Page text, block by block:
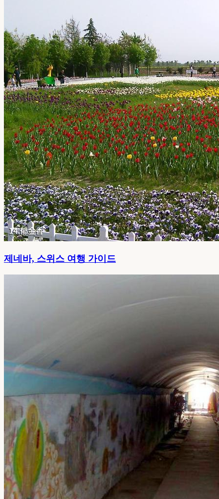
제네바, 스위스 여행 가이드